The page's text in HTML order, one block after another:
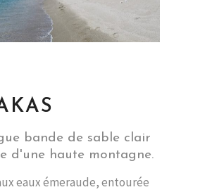
bande de sable clair
d'une haute montagne.
eaux émeraude, entourée